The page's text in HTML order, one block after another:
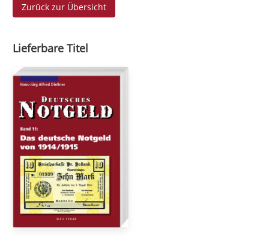
Zurück zur Übersicht
Lieferbare Titel